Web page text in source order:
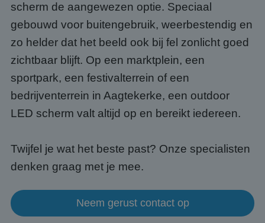
scherm de aangewezen optie. Speciaal
gebouwd voor buitengebruik, weerbestendig en
zo helder dat het beeld ook bij fel zonlicht goed
zichtbaar blijft. Op een marktplein, een
sportpark, een festivalterrein of een
bedrijventerrein in Aagtekerke, een outdoor
LED scherm valt altijd op en bereikt iedereen.
Twijfel je wat het beste past? Onze specialisten
denken graag met je mee.
Neem gerust contact op